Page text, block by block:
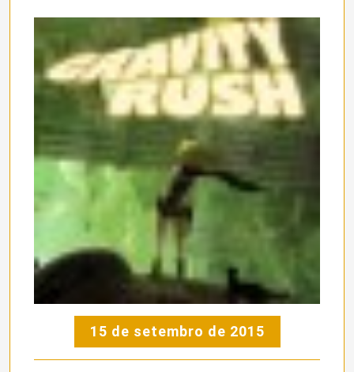
15 de setembro de 2015